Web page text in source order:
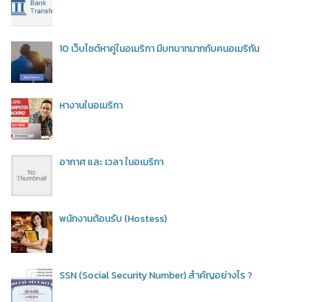
10 เว็บไซต์หาคู่ในอเมริกา มีบทบาทมากกับคนอเมริกัน
หางานในอเมริกา
อากาศ และ เวลา ในอเมริกา
พนักงานต้อนรับ (Hostess)
SSN (Social Security Number) สำคัญอย่างไร ?